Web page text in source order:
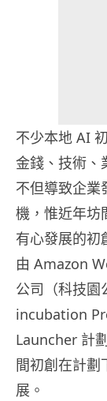
不少本地 AI
金錢、技術、
不但導致企業
機，惟近年坊
有心發展的初
由 Amazon
公司（科技園
incubation
Launcher 計
間初創在計劃
展。